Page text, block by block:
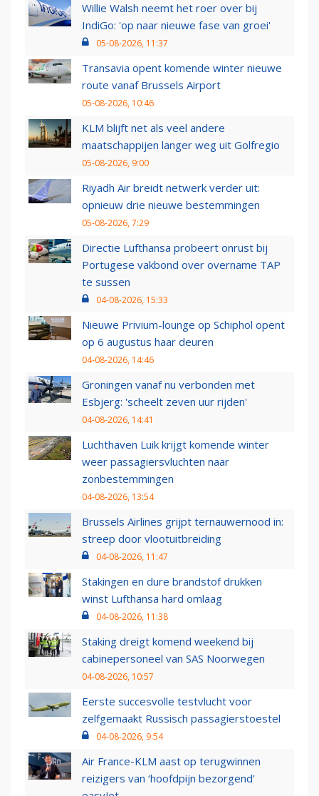
Willie Walsh neemt het roer over bij
IndiGo: 'op naar nieuwe fase van groei'
05-08-2026, 11:37
Transavia opent komende winter nieuwe
route vanaf Brussels Airport
05-08-2026, 10:46
KLM blijft net als veel andere
maatschappijen langer weg uit Golfregio
05-08-2026, 9:00
Riyadh Air breidt netwerk verder uit:
opnieuw drie nieuwe bestemmingen
05-08-2026, 7:29
Directie Lufthansa probeert onrust bij
Portugese vakbond over overname TAP
te sussen
04-08-2026, 15:33
Nieuwe Privium-lounge op Schiphol opent
op 6 augustus haar deuren
04-08-2026, 14:46
Groningen vanaf nu verbonden met
Esbjerg: 'scheelt zeven uur rijden'
04-08-2026, 14:41
Luchthaven Luik krijgt komende winter
weer passagiersvluchten naar
zonbestemmingen
04-08-2026, 13:54
Brussels Airlines grijpt ternauwernood in:
streep door vlootuitbreiding
04-08-2026, 11:47
Stakingen en dure brandstof drukken
winst Lufthansa hard omlaag
04-08-2026, 11:38
Staking dreigt komend weekend bij
cabinepersoneel van SAS Noorwegen
04-08-2026, 10:57
Eerste succesvolle testvlucht voor
zelfgemaakt Russisch passagierstoestel
04-08-2026, 9:54
Air France-KLM aast op terugwinnen
reizigers van ‘hoofdpijn bezorgend’